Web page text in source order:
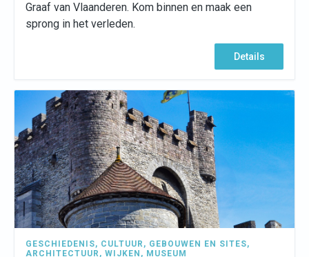
Graaf van Vlaanderen. Kom binnen en maak een
sprong in het verleden.
Details
GESCHIEDENIS, CULTUUR , GEBOUWEN EN SITES,
ARCHITECTUUR , WIJKEN , MUSEUM